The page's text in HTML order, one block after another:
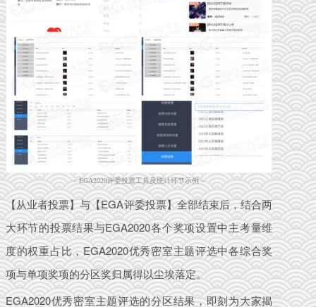
– EGA2020评委投票工具及统计环节示例 –
【从业者投票】与【EGA评委投票】全部结束后，结合两
大环节的投票结果与EGA2020各个奖项设置中主考量维
度的权重占比，EGA2020优秀密室主题评选中各综合奖
项与单项奖项的分区奖归属得以尘埃落定。
EGA2020优秀密室主题评选的分区结果，即刻为大家揭